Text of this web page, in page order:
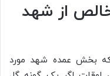
از شهد
بخش عمده شهد مورد